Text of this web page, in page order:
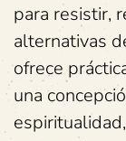
para resistir,
alternativas
ofrece
una